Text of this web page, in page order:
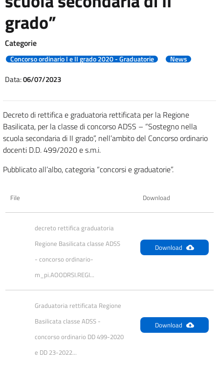
grado”
Categorie
Concorso ordinario I e II grado 2020 - Graduatorie News
Data:06/07/2023
Decreto di rettifica e graduatoria rettificata per la Regione
Basilicata, per la classe di concorso ADSS – “Sostegno nella
scuola secondaria di II grado”, nell’ambito del Concorso ordinario
docenti D.D. 499/2020 e s.m.i.
Pubblicato all’albo, categoria “concorsi e graduatorie”.
File Download
decreto rettifica graduatoria
Regione Basilicata classe ADSS
- concorso ordinario-
m_pi.AOODRSI.REGI...
Download
Graduatoria rettificata Regione
Basilicata classe ADSS -
concorso ordinario DD 499-2020
e DD 23-2022...
Download